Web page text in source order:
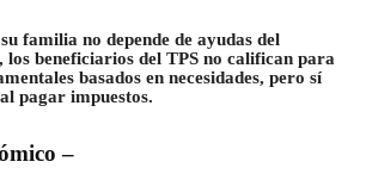
familia no depende de ayudas del
los beneficiarios del TPS no califican para
basados ​​en necesidades, pero sí
pagar impuestos.
–